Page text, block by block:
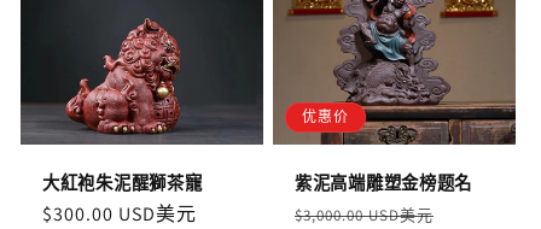
大紅袍朱泥醒獅茶寵
定
$300.00 USD美元
优惠价
紫泥高端雕塑金榜题名
定
$3,000.00 USD美元